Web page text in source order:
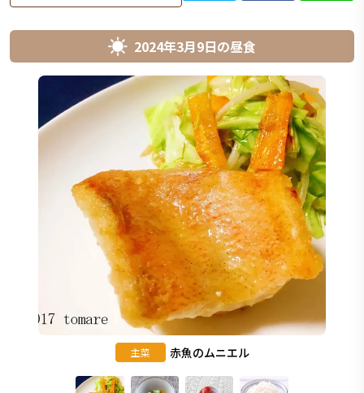
2024年3月9日の昼食
主菜 赤魚のムニエル